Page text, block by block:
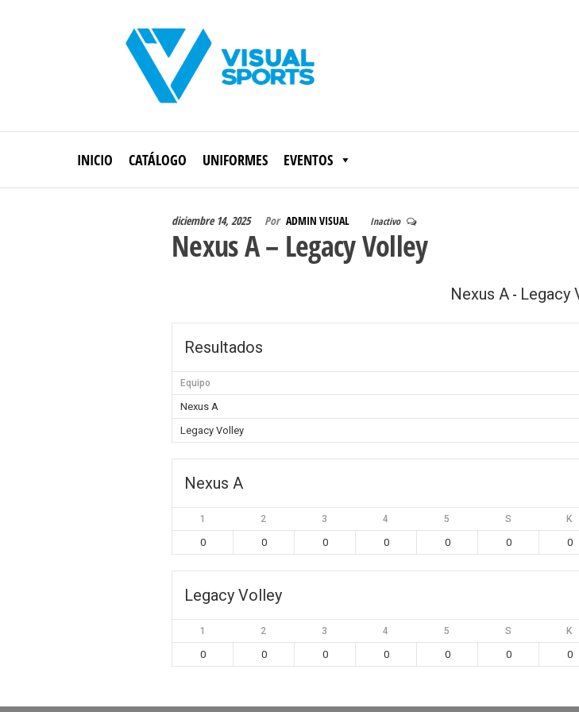
INICIO CATÁLOGO UNIFORMES EVENTOS
diciembre 14, 2025 Por ADMIN VISUAL Inactivo
Nexus A – Legacy Volley
Nexus A - Legacy
Resultados
Equipo
Nexus A
Legacy Volley
Nexus A
1 2 3 4 5 S K
0 0 0 0 0 0 0
Legacy Volley
1 2 3 4 5 S K
0 0 0 0 0 0 0